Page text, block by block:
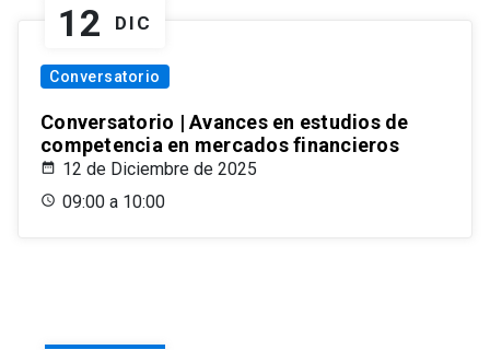
12 DIC
Conversatorio
Conversatorio | Avances en estudios de
competencia en mercados financieros
12 de Diciembre de 2025
09:00 a 10:00